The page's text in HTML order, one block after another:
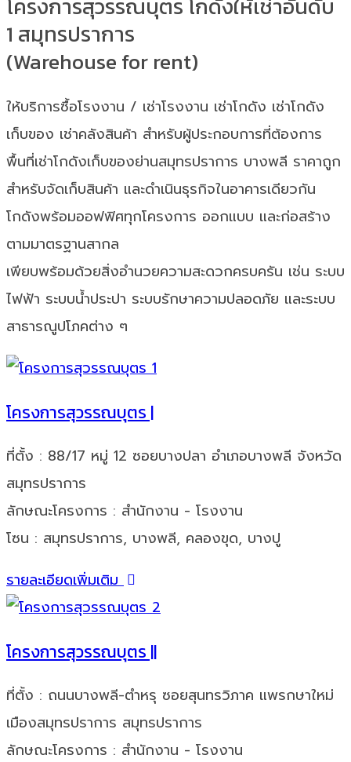
โครงการสุวรรณบุตร โกดังให้เช่าอันดับ
1 สมุทรปราการ
(Warehouse for rent)
ให้บริการซื้อโรงงาน / เช่าโรงงาน เช่าโกดัง เช่าโกดัง
เก็บของ เช่าคลังสินค้า สำหรับผู้ประกอบการที่ต้องการ
พื้นที่เช่าโกดังเก็บของย่านสมุทรปราการ บางพลี ราคาถูก
สำหรับจัดเก็บสินค้า และดำเนินธุรกิจในอาคารเดียวกัน
โกดังพร้อมออฟฟิศทุกโครงการ ออกแบบ และก่อสร้าง
ตามมาตรฐานสากล
เพียบพร้อมด้วยสิ่งอำนวยความสะดวกครบครัน เช่น ระบบ
ไฟฟ้า ระบบน้ำประปา ระบบรักษาความปลอดภัย และระบบ
สาธารณูปโภคต่าง ๆ
โครงการสุวรรณบุตร |
ที่ตั้ง : 88/17 หมู่ 12 ซอยบางปลา อำเภอบางพลี จังหวัด
สมุทรปราการ
ลักษณะโครงการ : สำนักงาน - โรงงาน
โซน : สมุทรปราการ, บางพลี, คลองขุด, บางปู
รายละเอียดเพิ่มเติม
โครงการสุวรรณบุตร ||
ที่ตั้ง : ถนนบางพลี-ตำหรุ ซอยสุนทรวิภาค แพรกษาใหม่
เมืองสมุทรปราการ สมุทรปราการ
ลักษณะโครงการ : สำนักงาน - โรงงาน